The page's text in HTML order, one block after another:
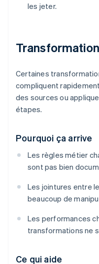
les jeter.
Certaines
compliquent
des sources ou
étapes.
Pourquoi ça arrive
Les règles métier
sont pas bien
Les jointures entre
beaucoup de
Les performances
transformations ne
Ce qui aide